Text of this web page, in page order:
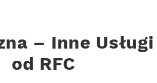
– Inne Usługi
od RFC